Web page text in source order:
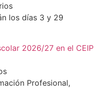
los días 3 y 29
2026/27 en el CEIP
Profesional,